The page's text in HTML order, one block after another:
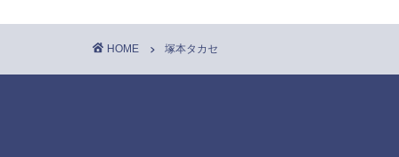
HOME 塚本タカセ